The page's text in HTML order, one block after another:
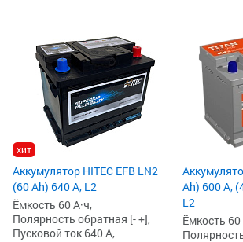
хит
Аккумулятор HITEC EFB LN2
(60 Ah) 640 А, L2
Ёмкость 60 А·ч,
Полярность обратная [- +],
Пусковой ток 640 А,
Ah) 600 А,
L2
Ёмкость 60